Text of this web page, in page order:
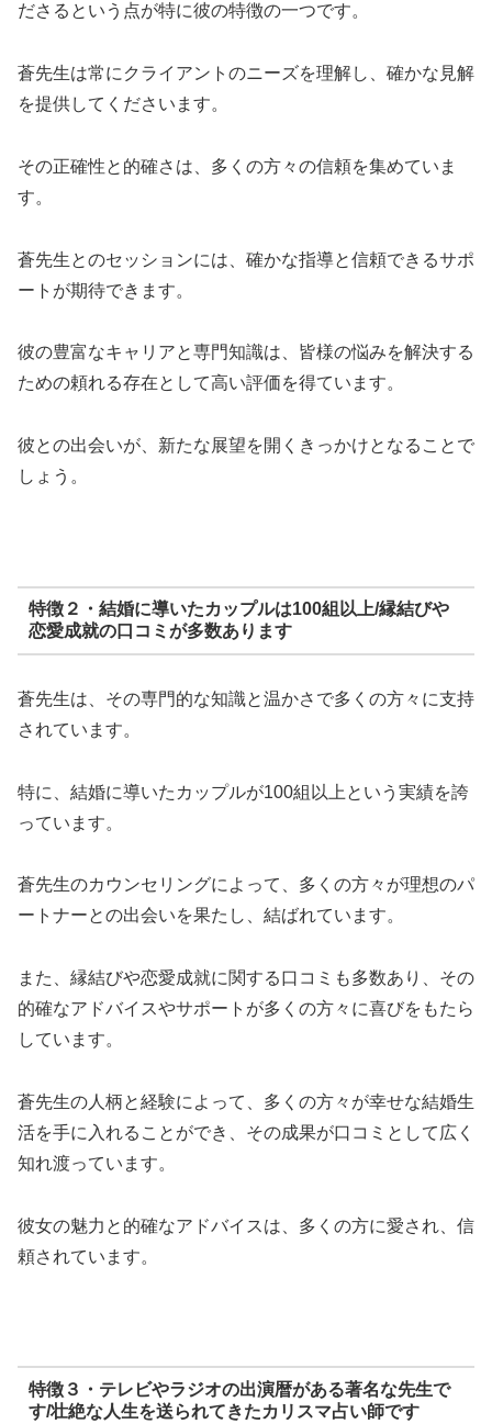
ださるという点が特に彼の特徴の一つです。
蒼先生は常にクライアントのニーズを理解し、確かな見解
を提供してくださいます。
その正確性と的確さは、多くの方々の信頼を集めていま
す。
蒼先生とのセッションには、確かな指導と信頼できるサポ
ートが期待できます。
彼の豊富なキャリアと専門知識は、皆様の悩みを解決する
ための頼れる存在として高い評価を得ています。
彼との出会いが、新たな展望を開くきっかけとなることで
しょう。
特徴２・結婚に導いたカップルは100組以上/縁結びや
恋愛成就の口コミが多数あります
蒼先生は、その専門的な知識と温かさで多くの方々に支持
されています。
特に、結婚に導いたカップルが100組以上という実績を誇
っています。
蒼先生のカウンセリングによって、多くの方々が理想のパ
ートナーとの出会いを果たし、結ばれています。
また、縁結びや恋愛成就に関する口コミも多数あり、その
的確なアドバイスやサポートが多くの方々に喜びをもたら
しています。
蒼先生の人柄と経験によって、多くの方々が幸せな結婚生
活を手に入れることができ、その成果が口コミとして広く
知れ渡っています。
彼女の魅力と的確なアドバイスは、多くの方に愛され、信
頼されています。
特徴３・テレビやラジオの出演暦がある著名な先生で
す/壮絶な人生を送られてきたカリスマ占い師です